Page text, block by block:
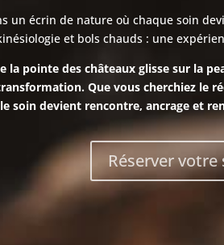
un écrin de nature où chaque soin
et bols chauds : une
la pointe des châteaux glisse sur la
Que vous cherchiez
soin devient rencontre, ancrage et
Réserver votre